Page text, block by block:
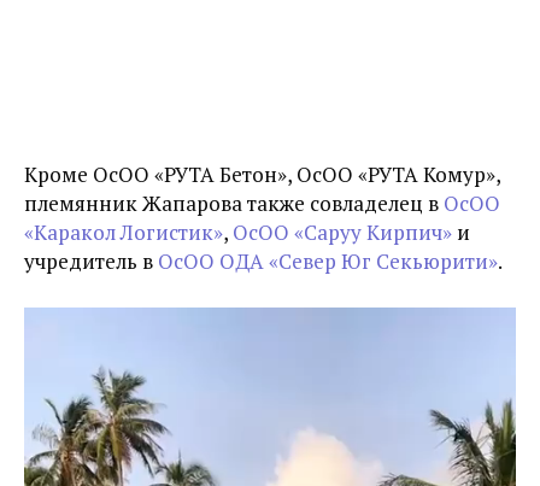
Кроме ОсОО «РУТА Бетон», ОсОО «РУТА Комур»,
племянник Жапарова также совладелец в ОсОО
«Каракол Логистик», ОсОО «Саруу Кирпич» и
учредитель в ОсОО ОДА «Север Юг Секьюрити».